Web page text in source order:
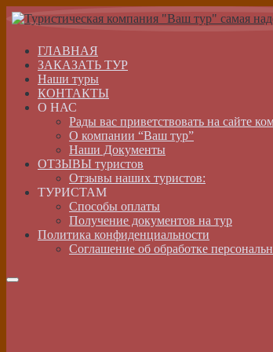
ГЛАВНАЯ
ЗАКАЗАТЬ ТУР
Наши туры
КОНТАКТЫ
О НАС
Рады вас приветствовать на сайте
О компании “Ваш тур”
Наши Документы
ОТЗЫВЫ туристов
Отзывы наших туристов:
ТУРИСТАМ
Способы оплаты
Получение документов на тур
Политика конфиденциальности
Соглашение об обработке